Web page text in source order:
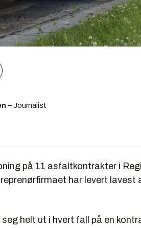
– Journalist
på 11 asfaltkontrakter i
har levert lavest
helt ut i hvert fall på en